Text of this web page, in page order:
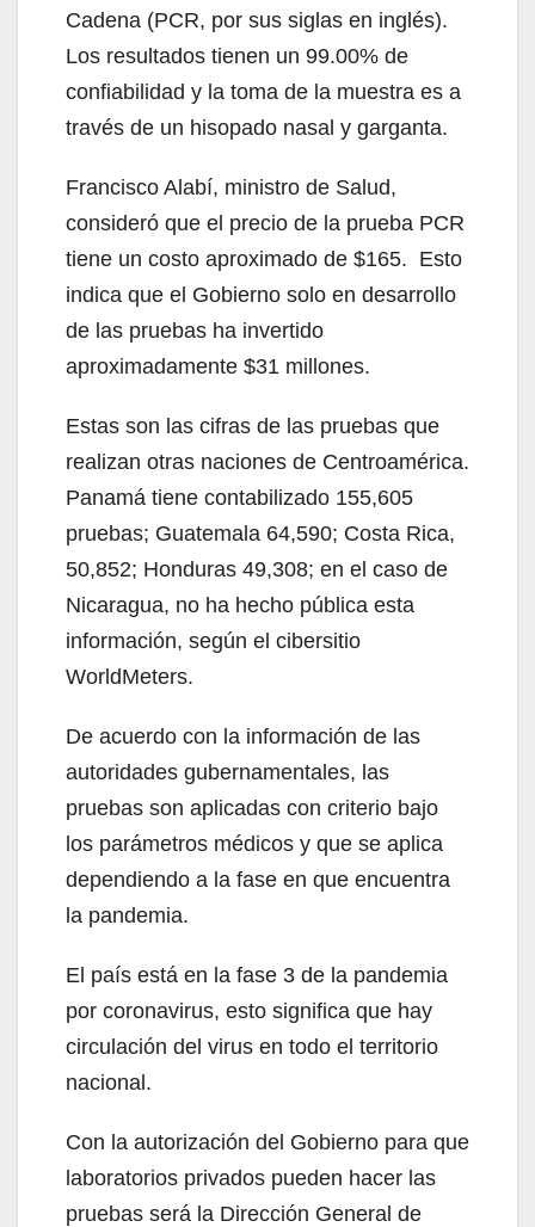
Cadena (PCR, por sus siglas en inglés).
Los resultados tienen un 99.00% de
confiabilidad y la toma de la muestra es a
través de un hisopado nasal y garganta.
Francisco Alabí, ministro de Salud,
consideró que el precio de la prueba PCR
tiene un costo aproximado de $165. Esto
indica que el Gobierno solo en desarrollo
de las pruebas ha invertido
aproximadamente $31 millones.
Estas son las cifras de las pruebas que
realizan otras naciones de Centroamérica.
Panamá tiene contabilizado 155,605
pruebas; Guatemala 64,590; Costa Rica,
50,852; Honduras 49,308; en el caso de
Nicaragua, no ha hecho pública esta
información, según el cibersitio
WorldMeters.
De acuerdo con la información de las
autoridades gubernamentales, las
pruebas son aplicadas con criterio bajo
los parámetros médicos y que se aplica
dependiendo a la fase en que encuentra
la pandemia.
El país está en la fase 3 de la pandemia
por coronavirus, esto significa que hay
circulación del virus en todo el territorio
nacional.
Con la autorización del Gobierno para que
laboratorios privados pueden hacer las
pruebas será la Dirección General de